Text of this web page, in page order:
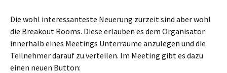
Die wohl interessanteste Neuerung zurzeit sind aber wohl
die Breakout Rooms. Diese erlauben es dem Organisator
innerhalb eines Meetings Unterräume anzulegen und die
Teilnehmer darauf zu verteilen. Im Meeting gibt es dazu
einen neuen Button: